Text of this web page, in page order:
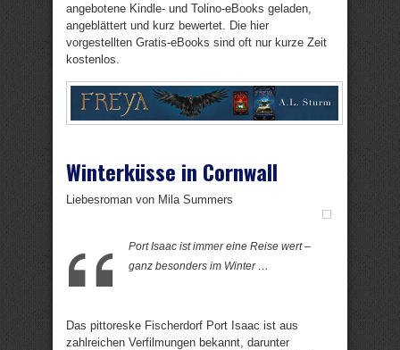
angebotene Kindle- und Tolino-eBooks geladen,
angeblättert und kurz bewertet. Die hier
vorgestellten Gratis-eBooks sind oft nur kurze Zeit
kostenlos.
Winterküsse in Cornwall
Liebesroman von Mila Summers
Port Isaac ist immer eine Reise wert –
ganz besonders im Winter …
Das pittoreske Fischerdorf Port Isaac ist aus
zahlreichen Verfilmungen bekannt, darunter